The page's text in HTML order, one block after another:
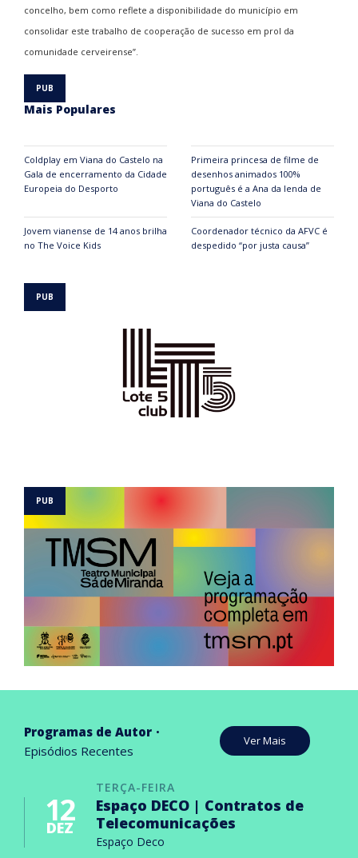
concelho, bem como reflete a disponibilidade do município em
consolidar este trabalho de cooperação de sucesso em prol da
comunidade cerveirense”.
Mais Populares
Coldplay em Viana do Castelo na
Gala de encerramento da Cidade
Europeia do Desporto
Primeira princesa de filme de
desenhos animados 100%
português é a Ana da lenda de
Viana do Castelo
Jovem vianense de 14 anos brilha
no The Voice Kids
Coordenador técnico da AFVC é
despedido “por justa causa”
Programas de Autor
Episódios Recentes
Ver Mais
TERÇA-FEIRA
12
DEZ
Espaço DECO | Contratos de
Telecomunicações
Espaço Deco